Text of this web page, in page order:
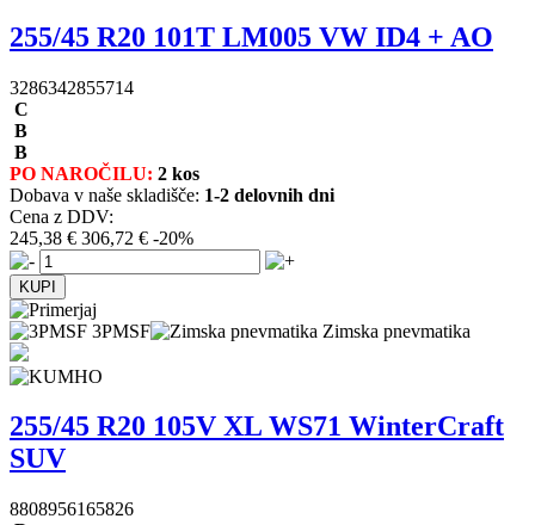
255/45 R20 101T LM005 VW ID4 + AO
3286342855714
C
B
B
PO NAROČILU: 2 kos
Dobava v naše skladišče: 1-2 delovnih dni
Cena z DDV:
245,38 € 306,72 € -20%
3PMSF Zimska pnevmatika
255/45 R20 105V XL WS71 WinterCraft
SUV
8808956165826